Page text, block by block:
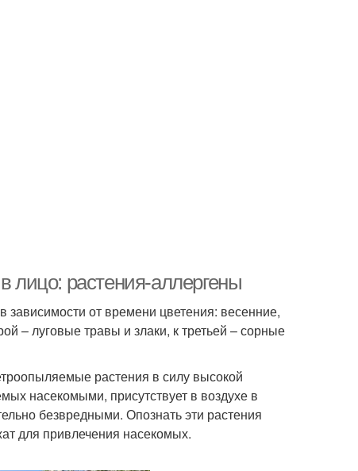
лицо: растения-аллергены
от времени цветения: весенние,
– луговые травы и злаки, к третьей – сорные
растения в силу высокой
насекомыми, присутствует в воздухе в
безвредными. Опознать эти растения
для привлечения насекомых.